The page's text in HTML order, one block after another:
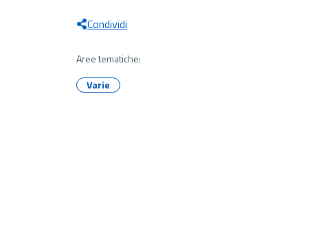
Condividi
Aree tematiche:
Varie